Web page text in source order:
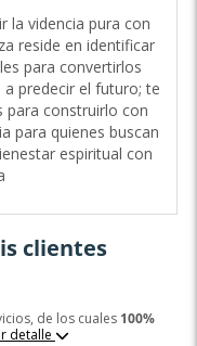
la videncia pura con
reside en identificar
para convertirlos
predecir el futuro; te
para construirlo con
para quienes buscan
espiritual con
clientes
de los cuales 100%
detalle